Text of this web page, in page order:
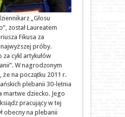
„Głosu
został Laureatem
Fikusa za
próby.
cykl artykułów
W nagrodzonym
że na początku 2011 r.
plebanii 30-letnia
martwe dziecko. Jego
pracujący w tej
obecny na plebanii